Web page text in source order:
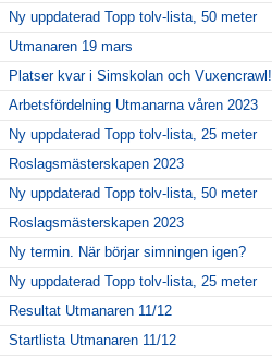
Ny uppdaterad Topp tolv-lista, 50 meter
Utmanaren 19 mars
Platser kvar i Simskolan och Vuxencrawl!
Arbetsfördelning Utmanarna våren 2023
Ny uppdaterad Topp tolv-lista, 25 meter
Roslagsmästerskapen 2023
Ny uppdaterad Topp tolv-lista, 50 meter
Roslagsmästerskapen 2023
Ny termin. När börjar simningen igen?
Ny uppdaterad Topp tolv-lista, 25 meter
Resultat Utmanaren 11/12
Startlista Utmanaren 11/12